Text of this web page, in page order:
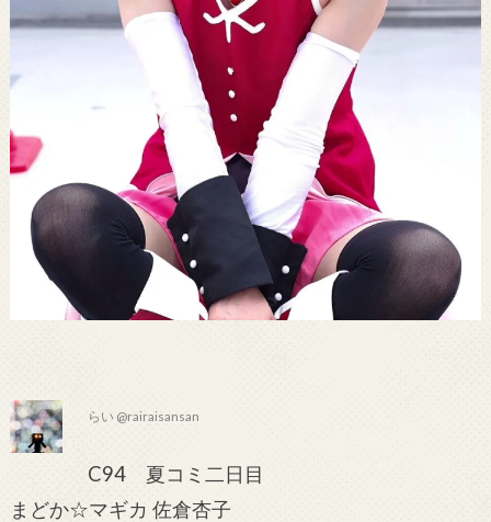
らい @rairaisansan
C94 夏コミ二日目
まどか☆マギカ 佐倉杏子